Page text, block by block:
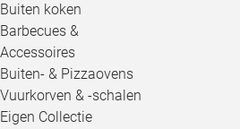
Buiten koken
Barbecues &
Accessoires
Buiten- & Pizzaovens
Vuurkorven & -schalen
Eigen Collectie